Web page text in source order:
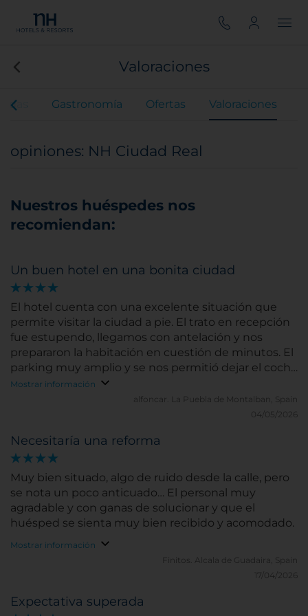
Valoraciones
Gastronomía Ofertas Valoraciones
opiniones: NH Ciudad Real
Nuestros huéspedes nos
recomiendan:
Un buen hotel en una bonita ciudad
El hotel cuenta con una excelente situación que
permite visitar la ciudad a pie. El trato en recepción
fue estupendo, llegamos con antelación y nos
prepararon la habitación en cuestión de minutos. El
parking muy amplio y se nos permitió dejar el coche
unas horas después de hacer el checkout. El
desayuno, como siempre, fenomenal.
Mostrar información
alfoncar.
La Puebla de Montalban, Spain
04/05/2026
Necesitaría una reforma
Muy bien situado, algo de ruido desde la calle, pero
se nota un poco anticuado… El personal muy
agradable y con ganas de solucionar y que el
huésped se sienta muy bien recibido y acomodado.
Mostrar información
Finitos. Alcala de Guadaira, Spain
17/04/2026
Expectativa superada